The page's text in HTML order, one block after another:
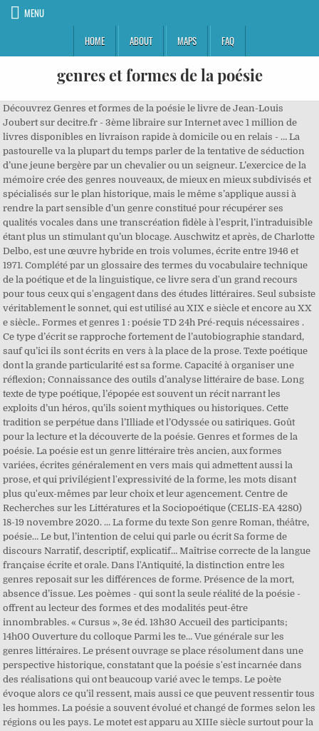
MENU
HOME
ABOUT MAPS FAQ
genres et formes de la poésie
Découvrez Genres et formes de la poésie le livre de Jean-Louis Joubert sur decitre.fr - 3ème libraire sur Internet avec 1 million de livres disponibles en livraison rapide à domicile ou en relais - … La pastourelle va la plupart du temps parler de la tentative de séduction d’une jeune bergère par un chevalier ou un seigneur. L’exercice de la mémoire crée des genres nouveaux, de mieux en mieux subdivisés et spécialisés sur le plan historique, mais le même s’applique aussi à rendre la part sensible d’un genre constitué pour récupérer ses qualités vocales dans une transcréation fidèle à l’esprit, l’intraduisible étant plus un stimulant qu’un blocage. Auschwitz et après, de Charlotte Delbo, est une œuvre hybride en trois volumes, écrite entre 1946 et 1971. Complété par un glossaire des termes du vocabulaire technique de la poétique et de la linguistique, ce livre sera d'un grand recours pour tous ceux qui s'engagent dans des études littéraires. Seul subsiste véritablement le sonnet, qui est utilisé au XIX e siècle et encore au XX e siècle.. Formes et genres 1 : poésie TD 24h Pré-requis nécessaires . Ce type d’écrit se rapproche fortement de l’autobiographie standard, sauf qu’ici ils sont écrits en vers à la place de la prose. Texte poétique dont la grande particularité est sa forme. Capacité à organiser une réflexion; Connaissance des outils d’analyse littéraire de base. Long texte de type poétique, l’épopée est souvent un récit narrant les exploits d’un héros, qu’ils soient mythiques ou historiques. Cette tradition se perpétue dans l’Illiade et l’Odyssée ou satiriques. Goût pour la lecture et la découverte de la poésie. Genres et formes de la poésie. La poésie est un genre littéraire très ancien, aux formes variées, écrites généralement en vers mais qui admettent aussi la prose, et qui privilégient l'expressivité de la forme, les mots disant plus qu'eux-mêmes par leur choix et leur agencement. Centre de Recherches sur les Littératures et la Sociopoétique (CELIS-EA 4280) 18-19 novembre 2020. ... La forme du texte Son genre Roman, théâtre, poésie… Le but, l’intention de celui qui parle ou écrit Sa forme de discours Narratif, descriptif, explicatif… Maîtrise correcte de la langue française écrite et orale. Dans l'Antiquité, la distinction entre les genres reposait sur les différences de forme. Présence de la mort, absence d’issue. Les poèmes - qui sont la seule réalité de la poésie - offrent au lecteur des formes et des modalités peut-être innombrables. « Cursus », 3e éd. 13h30 Accueil des participants; 14h00 Ouverture du colloque Parmi les te… Vue générale sur les genres littéraires. Le présent ouvrage se place résolument dans une perspective historique, constatant que la poésie s'est incarnée dans des réalisations qui ont beaucoup varié avec le temps. Le poète évoque alors ce qu’il ressent, mais aussi ce que peuvent ressentir tous les hommes. La poésie a souvent évolué et changé de formes selon les régions ou les pays. Le motet est apparu au XIIIe siècle surtout pour la religion. Ce questionnement, qui revient d'âge en âge, a souvent embarrassé la critique. LA POÉSIE LYRIQUE. Ici, nous verrons les poèmes en fonction de leurs formes plus ou moins spécifiques. Le genre littéraire de la poésie Le genre poétique se distingue par l'attention que porte l'auteur à la sonorité et la mise en forme des mots, dans un vers ou une phrase en prose. Vous trouverez ici une liste des genres et types de poèmes les plus connus. LE POESIE •Avec comme idéal L’Antiquité, la poésie devient un genre majeur. Autre particularité de la poésie autobiographique, c’est qu’elle est faite de texte court et que l’esthétisme et plus important que la réalité. Le sonnet est d’origine italienne et il est composé de 14 vers. Les métamorphoses de la poésie. Il est directeur éditorial de Notre Librairie, revue des littératures du Sud. Des formes e s’attachera à caractériser différentes formes ayant marqué le devenir de la poésie, surtout française (sonnet, élégie, poème en prose, vers libre, verset, écriture automatique…) et à fournir les … Sentiment de la fatalité, du destin. La poésie narrative est peut-être la plus ancienne des formes connues de la littérature. La poésie D’épique elle était devenue lyrique, et de lyrique elle était devenue dramatique. Twitter. La poésie est un genre littéraire composite, qui se renouvelle sans cesse, ce qui le rend difficile à définir. Il s’agit d’un texte de genre lyrique provenant de la Grèce Antique, normalement accompagné de musique. Les genres de poésie. Type de poésie bien particulière, car au lieu d’utiliser les traditionnels vers, ce type d’écrit poétique utilise la prose. 2003), et collaboraré au Dictionnaire de poésie de Baudelaire à nos jours (PUF, 2001) pour un ensemble de notices sur la poésie francophone. Provenant aussi de l’Antiquité grecque, l’épigramme est à l’origine une inscription sur les monuments et les statues en l’honneur des héros. En effet, le calligramme est un poème qui à une disposition graphique particulière, souvent sous la forme d’un dessin qui a un rapport avec le sujet. La Pléiade participe ainsi au développement ainsi qu'à la "standardisation" du français et de la poésie. La poésie est-elle un genre littéraire ? Le poème révèle leur polysémie, la richesse de leurs connotations, leur qualité musicale et crée entre eux, par leur disposition, leur accentuation rythmique, de multiples échos de sens et de sons. Terme désignant, au sens étroit, la poésie chinoise, et, au sens large, la poésie composée en chinois au Japon et en Chine. Dans la poésie moderne, l’emploi du vers libre, de la prose… sont … Comme d'autres formes de poésie, les poèmes narratifs utilisent également le langage figuratif, les images sensorielles et la diction sélectionnée avec soin. Genres et formes de la poésie De … Détails. Une première partie montre d'abord comment le renouvellement, dans les dernières décennies, des études sur la théorie des genres littéraires, a permis de mieux cerner la spécificité poétique. Il existe donc plusieurs formes de lai. N’oubliez pas qu’un même texte peut contenir différentes formes de discours : narratif, descriptif, explicatif, argumentatif, injonctif. Problématiques des genres poétiques. Le lyrisme exprime toujours une émotion, un bouleversement de la sensibilité. Mis à jour : 21 juillet 2017. Petit dictionnaire anthologique des formes et genres poétiques. Alors qu’elle était considérée pendant la Grèce Antique comme une forme de poème bien défini, l’élégie est aujourd’hui un sous-genre de la poésie lyrique défini par un ton plaintif. Le sonnet est un poème de forme fixe apparu au XVI e siècle et emprunté à la poésie italienne.. Les caractéristiques du sonnet sont :. Jean Paulhan : archives et histoire littéraire. II. Vous trouverez ici une liste des genres et types de … La poésie en vers libres est apparue à la fin du 19 e et au début du 20 e siècle.Les auteurs désiraient amener la poésie plus loin, ce que les formes fixes ne permettaient pas. Par vraiment considérer comme un poème par beaucoup, la fable est en fait un court récit dont l’objectif est de donner des leçons de vie via une morale, mais tout cela de manière distrayante. Il s’agit aussi d’une forme poétique bien particulière. Mais des constantes traversent les siècles, déclinant les différents visages de la poésie : épique, lyrique, satirique, didactique, poésie de circonstance... La transformation des projets poétiques combinée à l'existence de ces registres conditionnent la mutation des formes poétiques. Avant que la prose se fut constituée en se séparant de la poésie, il s’était formé, dans la poésie même, des espèces distinctes. Ils imposent l’ alexandrin, l’ ode et le sonnet comme des formes poétiques majeures et abordent les quatre principaux thèmes de la poésie élégiaque: l’amour, la mort, la fuite du temps et la nature. Colloque international organisé par le. Mais des constantes traversent les siècles, déclinant les différents visages de la poésie : épique, lyrique, satirique, didactique, poésie de circonstance... La transformation des projets poétiques combinée à l'existence de ces registres conditionnent la mutation des formes poétiques. La poésie lyrique aborde généralement des émotions et des sentiments liés à l’existence : les thèmes récurrents sont l’amour, la mort, la nature, etc. La poésie est donc souvent un jeu sur le langage… qui suit des règles (celle de la métrique, de la syntaxe, de la rhétorique) pour mieux s’en libérer. Chaque époque en a donné une interprétation particulière. La théorie des genres : Platon et Aristote Platon dans La République distingue 3 modes de représentation dans les diégèsis (« fiction ») d'après le critère de l'ordre de l'énonciation : - purement narratif (récit du poète) - purement mimétique (par exemple théâtre où les personnages dialoguent en direct pour rendre l'action) - mixte (alternance récit et dialogue comme épopée homérique) … Il a notamment publié Littératures de l'Océan Indien (Edicef-Aupelf, 1991), Littérature francophone. La puissance des formes poétiques 1/Poésie et sacré On peut dire tout d’abord que la puis-sance de la forme dans le domaine de la poésie est liée à ses rapports avec le domaine du religieux. Les formes de la poésie. Une première partie montre d'abord comment le renouvellement, dans les dernières décennies, des études sur la théorie des genres littéraires, a permis de mieux cerner la … Les dernières nouveautés et surtout les meilleurs prix sur vos articles préférés, voila pourquoi Cdiscount est le numéro 1 pour votre achat critique littéraire Genres et formes de la poésie et Librairie! La plus ancienne anthologie compilée au Japon, le Kaifûsô fâîBM (751) est un recueil de kanshi. La poésie antique offre une grande diversité de formes et de tonalités. ET A LA FANTAISIE, VIENT LE CLASSICISME QUI MET EN AVANT DEUX GENRES EN PARTICULIER, AVEC POUR VOCATION DE PLAIRE ET D’INSTRUIRE. La poésie a souvent évolué et changé de formes selon les rég